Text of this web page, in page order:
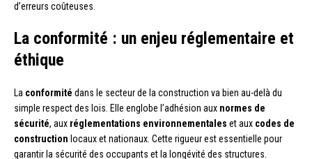
d’erreurs coûteuses.
La conformité : un enjeu réglementaire et
éthique
La conformité dans le secteur de la construction va bien au-delà du
simple respect des lois. Elle englobe l’adhésion aux normes de
sécurité, aux réglementations environnementales et aux codes de
construction locaux et nationaux. Cette rigueur est essentielle pour
garantir la sécurité des occupants et la longévité des structures.